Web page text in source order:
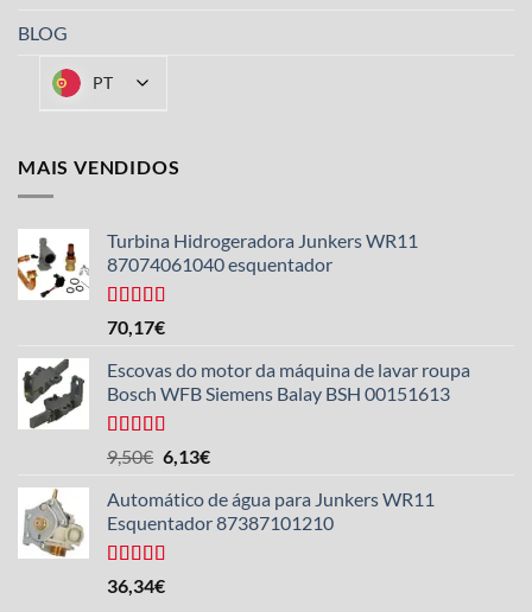
BLOG
PT
MAIS VENDIDOS
Turbina Hidrogeradora Junkers WR11
87074061040 esquentador
Avaliado
com 5,00
5
70,17€
Escovas do motor da máquina de lavar roupa
Bosch WFB Siemens Balay BSH 00151613
Avaliado
com 5,00
5
9,50€ O
original
era
de
9,50
6,13€O
atual
é
Automático de água para Junkers WR11
Esquentador 87387101210
Avaliado
com 4,50
36,34€